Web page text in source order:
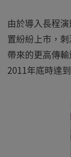
由於導入長程
置紛紛上市，
帶來的更高傳
2011年底時達